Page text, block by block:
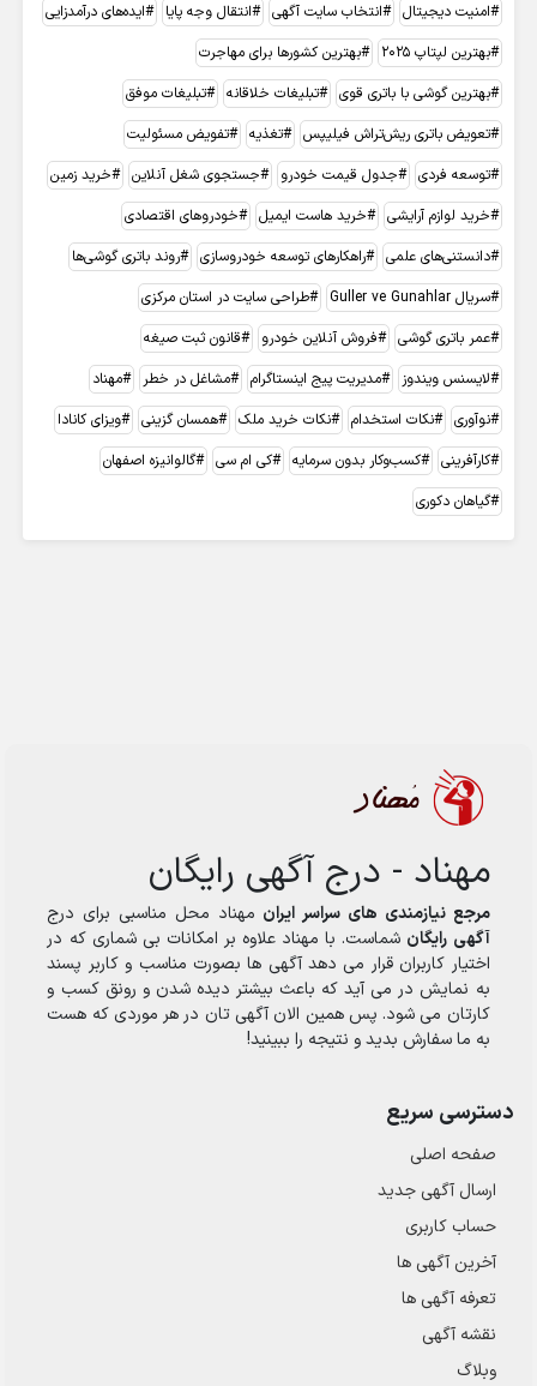
امنیت دیجیتال
انتخاب سایت آگهی انتقال وجه پایا
ایده‌های درآمدزایی
بهترین لپتاپ 2025
بهترین کشورها برای مهاجرت
بهترین گوشی با باتری قوی
تبلیغات خلاقانه
تبلیغات موفق
تعویض باتری ریش‌تراش فیلیپس
تغذیه
تفویض مسئولیت
توسعه فردی
جدول قیمت خودرو جستجوی شغل آنلاین
خرید زمین
خرید لوازم آرایشی
خرید هاست ایمیل
خودروهای اقتصادی
دانستنی‌های علمی
راهکارهای توسعه خودروسازی
روند باتری گوشی‌ها
سریال Guller ve Gunahlar
طراحی سایت در استان مرکزی
عمر باتری گوشی
فروش آنلاین خودرو
قانون ثبت صیغه
لایسنس ویندوز
مدیریت پیج اینستاگرام مشاغل در خطر
مهناد
نوآوری
نکات استخدام نکات خرید ملک همسان گزینی
ویزای کانادا
کارآفرینی
کسب‌وکار بدون سرمایه کی ام سی
گالوانیزه اصفهان
گیاهان دکوری
مهناد - درج آگهی رایگان
مرجع نیازمندی های سراسر ایران مهناد محل مناسبی برای درج
آگهی رایگان شماست. با مهناد علاوه بر امکانات بی شماری که در
اختیار کاربران قرار می دهد آگهی ها بصورت مناسب و کاربر پسند
به نمایش در می آید که باعث بیشتر دیده شدن و رونق کسب و
کارتان می شود. پس همین الان آگهی تان در هر موردی که هست
به ما سفارش بدید و نتیجه را ببینید!
دسترسی سریع
صفحه اصلی
ارسال‌ آگهی جدید
حساب کاربری
آخرین آگهی ها
تعرفه آگهی ها
نقشه آگهی
وبلاگ